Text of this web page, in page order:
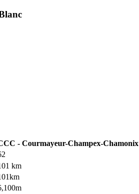
- Courmayeur-Champex-Chamonix
km